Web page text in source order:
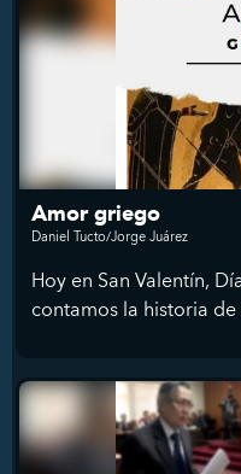
Amor griego
Daniel Tucto/Jorge Juárez
Hoy en San Valentín,
contamos la historia